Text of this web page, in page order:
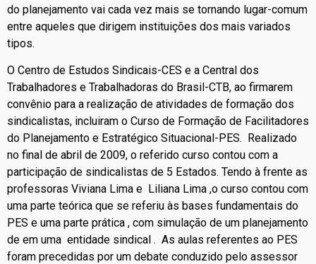
do planejamento vai cada vez mais se tornando lugar-comum
entre aqueles que dirigem instituições dos mais variados
tipos.
O Centro de Estudos Sindicais-CES e a Central dos
Trabalhadores e Trabalhadoras do Brasil-CTB, ao firmarem
convênio para a realização de atividades de formação dos
sindicalistas, incluiram o Curso de Formação de Facilitadores
do Planejamento e Estratégico Situacional-PES. Realizado
no final de abril de 2009, o referido curso contou com a
participação de sindicalistas de 5 Estados. Tendo à frente as
professoras Viviana Lima e Liliana Lima ,o curso contou com
uma parte teórica que se referiu às bases fundamentais do
PES e uma parte prática , com simulação de um planejamento
de em uma entidade sindical . As aulas referentes ao PES
foram precedidas por um debate conduzido pelo assessor